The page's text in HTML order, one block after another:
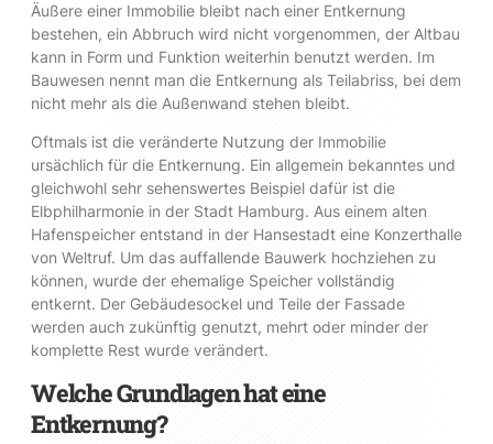
Äußere einer Immobilie bleibt nach einer Entkernung
bestehen, ein Abbruch wird nicht vorgenommen, der Altbau
kann in Form und Funktion weiterhin benutzt werden. Im
Bauwesen nennt man die Entkernung als Teilabriss, bei dem
nicht mehr als die Außenwand stehen bleibt.
Oftmals ist die veränderte Nutzung der Immobilie
ursächlich für die Entkernung. Ein allgemein bekanntes und
gleichwohl sehr sehenswertes Beispiel dafür ist die
Elbphilharmonie in der Stadt Hamburg. Aus einem alten
Hafenspeicher entstand in der Hansestadt eine Konzerthalle
von Weltruf. Um das auffallende Bauwerk hochziehen zu
können, wurde der ehemalige Speicher vollständig
entkernt. Der Gebäudesockel und Teile der Fassade
werden auch zukünftig genutzt, mehrt oder minder der
komplette Rest wurde verändert.
Welche Grundlagen hat eine
Entkernung?